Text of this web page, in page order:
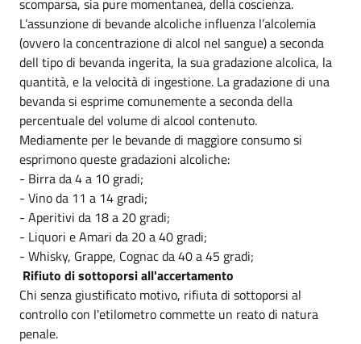
L’assunzione di bevande alcoliche influenza l’alcolemia
(ovvero la concentrazione di alcol nel sangue) a seconda
dell tipo di bevanda ingerita, la sua gradazione alcolica, la
quantità, e la velocità di ingestione. La gradazione di una
bevanda si esprime comunemente a seconda della
percentuale del volume di alcool contenuto.
Mediamente per le bevande di maggiore consumo si
esprimono queste gradazioni alcoliche:
- Birra da 4 a 10 gradi;
- Vino da 11 a 14 gradi;
- Aperitivi da 18 a 20 gradi;
- Liquori e Amari da 20 a 40 gradi;
- Whisky, Grappe, Cognac da 40 a 45 gradi;
Rifiuto di sottoporsi all'accertamento
Chi senza giustificato motivo, rifiuta di sottoporsi al
controllo con l'etilometro commette un reato di natura
penale.